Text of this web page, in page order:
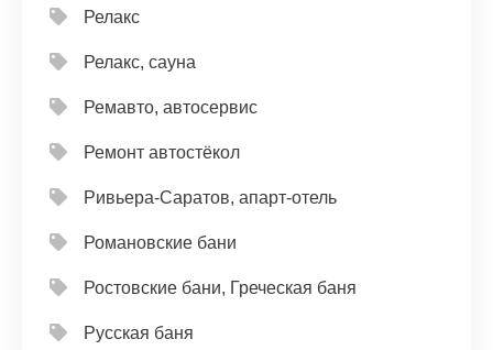
Релакс
Релакс, сауна
Ремавто, автосервис
Ремонт автостёкол
Ривьера-Саратов, апарт-отель
Романовские бани
Ростовские бани, Греческая баня
Русская баня